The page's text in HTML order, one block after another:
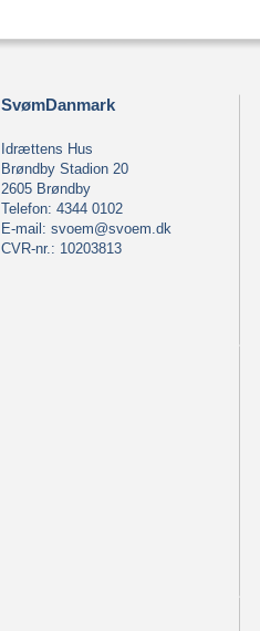
SvømDanmark
Idrættens Hus
Brøndby Stadion 20
2605 Brøndby
Telefon: 4344 0102
E-mail: svoem@svoem.dk
CVR-nr.: 10203813